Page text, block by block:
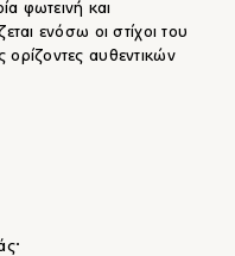
φωτεινή και
ενόσω οι στίχοι του
αυθεντικών